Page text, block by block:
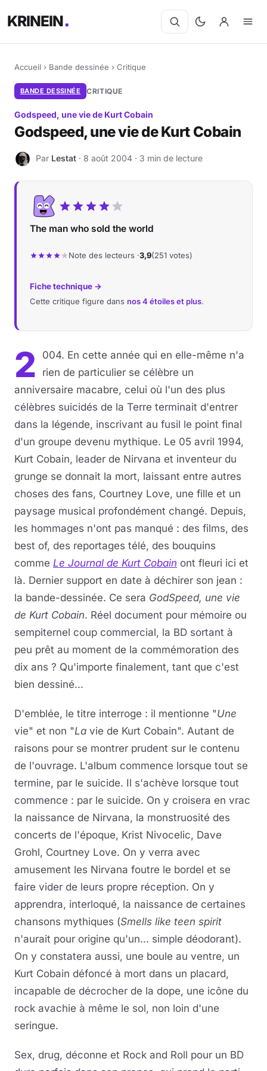
KRINEIN
Accueil › Bande dessinée › Critique
BANDE DESSINÉE CRITIQUE
Godspeed, une vie de Kurt Cobain
Godspeed, une vie de Kurt Cobain
L Par Lestat · 8 août 2004 · 3 min de lecture
The man who sold the world
Note des lecteurs ·3,9(251 votes)
Fiche technique →
Cette critique figure dans nos 4 étoiles et plus.
2
004. En cette année qui en elle-même n'a
rien de particulier se célèbre un
anniversaire macabre, celui où l'un des plus
célèbres suicidés de la Terre terminait d'entrer
dans la légende, inscrivant au fusil le point final
d'un groupe devenu mythique. Le 05 avril 1994,
Kurt Cobain, leader de Nirvana et inventeur du
grunge se donnait la mort, laissant entre autres
choses des fans, Courtney Love, une fille et un
paysage musical profondément changé. Depuis,
les hommages n'ont pas manqué : des films, des
best of, des reportages télé, des bouquins
comme Le Journal de Kurt Cobain ont fleuri ici et
là. Dernier support en date à déchirer son jean :
la bande-dessinée. Ce sera GodSpeed, une vie
de Kurt Cobain. Réel document pour mémoire ou
sempiternel coup commercial, la BD sortant à
peu prêt au moment de la commémoration des
dix ans ? Qu'importe finalement, tant que c'est
bien dessiné...
D'emblée, le titre interroge : il mentionne "Une
vie" et non "La vie de Kurt Cobain". Autant de
raisons pour se montrer prudent sur le contenu
de l'ouvrage. L'album commence lorsque tout se
termine, par le suicide. Il s'achève lorsque tout
commence : par le suicide. On y croisera en vrac
la naissance de Nirvana, la monstruosité des
concerts de l'époque, Krist Nivocelic, Dave
Grohl, Courtney Love. On y verra avec
amusement les Nirvana foutre le bordel et se
faire vider de leurs propre réception. On y
apprendra, interloqué, la naissance de certaines
chansons mythiques (Smells like teen spirit
n'aurait pour origine qu'un... simple déodorant).
On y constatera aussi, une boule au ventre, un
Kurt Cobain défoncé à mort dans un placard,
incapable de décrocher de la dope, une icône du
rock avachie à même le sol, non loin d'une
seringue.
Sex, drug, déconne et Rock and Roll pour un BD